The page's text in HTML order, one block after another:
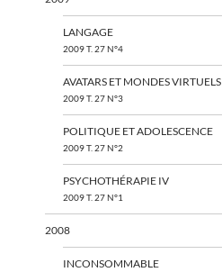
LANGAGE
2009 T. 27 N°4
AVATARS ET MONDES VIRTUELS
2009 T. 27 N°3
POLITIQUE ET ADOLESCENCE
2009 T. 27 N°2
PSYCHOTHÉRAPIE IV
2009 T. 27 N°1
2008
INCONSOMMABLE